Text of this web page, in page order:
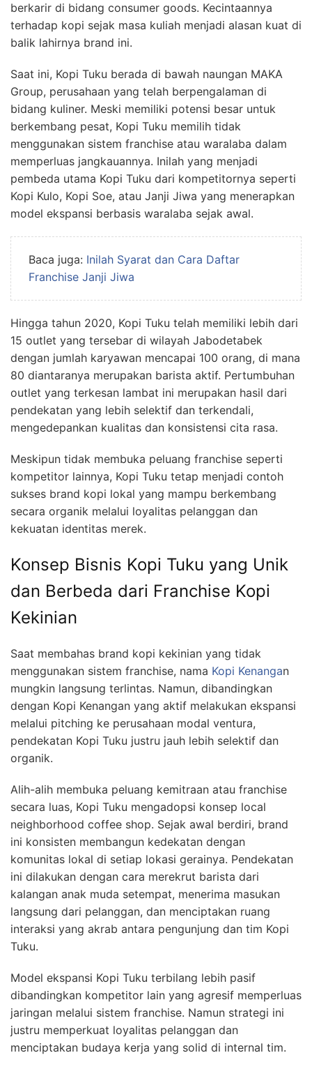
berkarir di bidang consumer goods. Kecintaannya
terhadap kopi sejak masa kuliah menjadi alasan kuat di
balik lahirnya brand ini.
Saat ini, Kopi Tuku berada di bawah naungan MAKA
Group, perusahaan yang telah berpengalaman di
bidang kuliner. Meski memiliki potensi besar untuk
berkembang pesat, Kopi Tuku memilih tidak
menggunakan sistem franchise atau waralaba dalam
memperluas jangkauannya. Inilah yang menjadi
pembeda utama Kopi Tuku dari kompetitornya seperti
Kopi Kulo, Kopi Soe, atau Janji Jiwa yang menerapkan
model ekspansi berbasis waralaba sejak awal.
Baca juga: Inilah Syarat dan Cara Daftar
Franchise Janji Jiwa
Hingga tahun 2020, Kopi Tuku telah memiliki lebih dari
15 outlet yang tersebar di wilayah Jabodetabek
dengan jumlah karyawan mencapai 100 orang, di mana
80 diantaranya merupakan barista aktif. Pertumbuhan
outlet yang terkesan lambat ini merupakan hasil dari
pendekatan yang lebih selektif dan terkendali,
mengedepankan kualitas dan konsistensi cita rasa.
Meskipun tidak membuka peluang franchise seperti
kompetitor lainnya, Kopi Tuku tetap menjadi contoh
sukses brand kopi lokal yang mampu berkembang
secara organik melalui loyalitas pelanggan dan
kekuatan identitas merek.
Konsep Bisnis Kopi Tuku yang Unik
dan Berbeda dari Franchise Kopi
Kekinian
Saat membahas brand kopi kekinian yang tidak
menggunakan sistem franchise, nama Kopi Kenangan
mungkin langsung terlintas. Namun, dibandingkan
dengan Kopi Kenangan yang aktif melakukan ekspansi
melalui pitching ke perusahaan modal ventura,
pendekatan Kopi Tuku justru jauh lebih selektif dan
organik.
Alih-alih membuka peluang kemitraan atau franchise
secara luas, Kopi Tuku mengadopsi konsep local
neighborhood coffee shop. Sejak awal berdiri, brand
ini konsisten membangun kedekatan dengan
komunitas lokal di setiap lokasi gerainya. Pendekatan
ini dilakukan dengan cara merekrut barista dari
kalangan anak muda setempat, menerima masukan
langsung dari pelanggan, dan menciptakan ruang
interaksi yang akrab antara pengunjung dan tim Kopi
Tuku.
Model ekspansi Kopi Tuku terbilang lebih pasif
dibandingkan kompetitor lain yang agresif memperluas
jaringan melalui sistem franchise. Namun strategi ini
justru memperkuat loyalitas pelanggan dan
menciptakan budaya kerja yang solid di internal tim.